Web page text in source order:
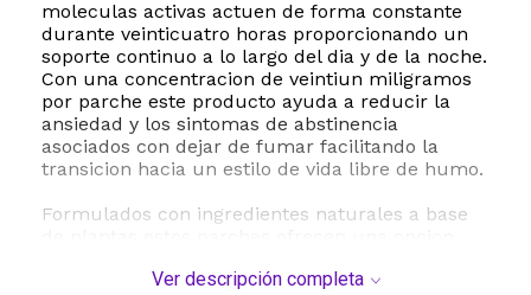
moleculas activas actuen de forma constante
durante veinticuatro horas proporcionando un
soporte continuo a lo largo del dia y de la noche.
Con una concentracion de veintiun miligramos
por parche este producto ayuda a reducir la
ansiedad y los sintomas de abstinencia
asociados con dejar de fumar facilitando la
transicion hacia un estilo de vida libre de humo.
Formulados con ingredientes naturales a base
minimizando los efectos secundarios comunes
Ver descripción completa